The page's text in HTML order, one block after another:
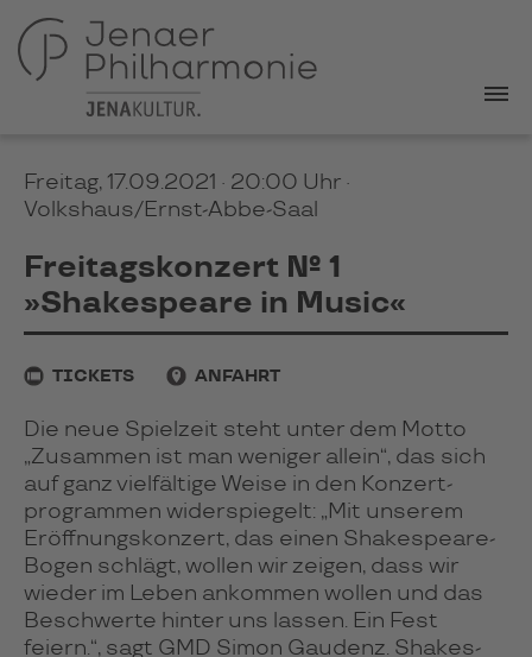
Freitag, 17.09.2021 · 20:00 Uhr ·
Volkshaus/Ernst-Abbe-Saal
Freitagskonzert № 1
»Shakespeare in Music«
TICKETS ANFAHRT
Die neue Spiel­zeit steht unter dem Motto
„Zusammen ist man weniger allein“, das sich
auf ganz viel­fältige Weise in den Konzert­
programmen wider­spiegelt: „Mit unserem
Eröffnungs­konzert, das einen Shakespeare-
Bogen schlägt, wollen wir zeigen, dass wir
wieder im Leben ankommen wollen und das
Beschwerte hinter uns lassen. Ein Fest
feiern.“, sagt GMD Simon Gaudenz. Shakes­